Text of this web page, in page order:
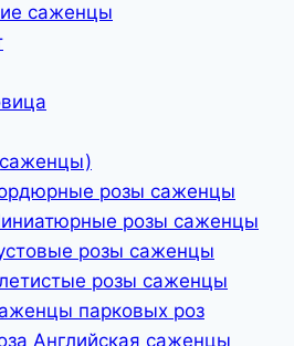
саженцы
розы саженцы
розы саженцы
розы саженцы
розы саженцы
парковых роз
Английская саженцы